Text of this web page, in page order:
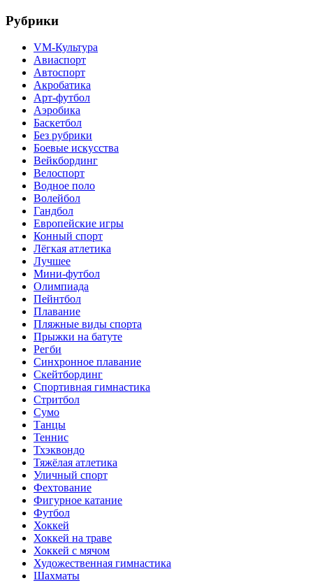
Рубрики
VM-Культура
Авиаспорт
Автоспорт
Акробатика
Арт-футбол
Аэробика
Баскетбол
Без рубрики
Боевые искусства
Вейкбординг
Велоспорт
Водное поло
Волейбол
Гандбол
Европейские игры
Конный спорт
Лёгкая атлетика
Лучшее
Мини-футбол
Олимпиада
Пейнтбол
Плавание
Пляжные виды спорта
Прыжки на батуте
Регби
Синхронное плавание
Скейтбординг
Спортивная гимнастика
Стритбол
Сумо
Танцы
Теннис
Тхэквондо
Тяжёлая атлетика
Уличный спорт
Фехтование
Фигурное катание
Футбол
Хоккей
Хоккей на траве
Хоккей с мячом
Художественная гимнастика
Шахматы